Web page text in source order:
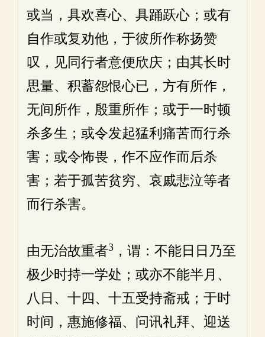
或当，具欢喜心、具踊跃心；或有
自作或复劝他，于彼所作称扬赞
叹，见同行者意便欣庆；由其长时
思量、积蓄怨恨心已，方有所作，
无间所作，殷重所作；或于一时顿
杀多生；或令发起猛利痛苦而行杀
害；或令怖畏，作不应作而后杀
害；若于孤苦贫穷、哀戚悲泣等者
而行杀害。
由无治故重者3 ，谓：不能日日乃至
极少时持一学处；或亦不能半月、
八日、十四、十五受持斋戒；于时
时间，惠施修福、问讯礼拜、迎送